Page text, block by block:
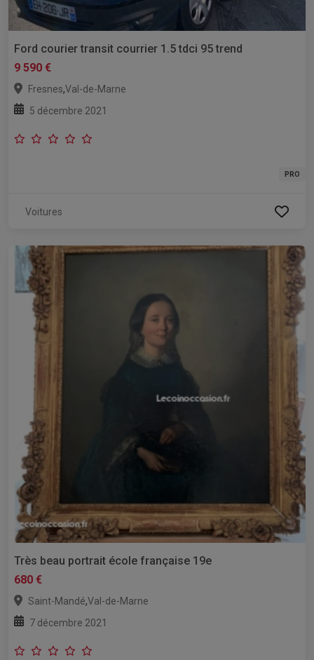
Ford courier transit courrier 1.5 tdci 95 trend
9 590 €
Fresnes,Val-de-Marne
5 décembre 2021
PRO
Voitures
Très beau portrait école française 19e
680 €
Saint-Mandé,Val-de-Marne
7 décembre 2021